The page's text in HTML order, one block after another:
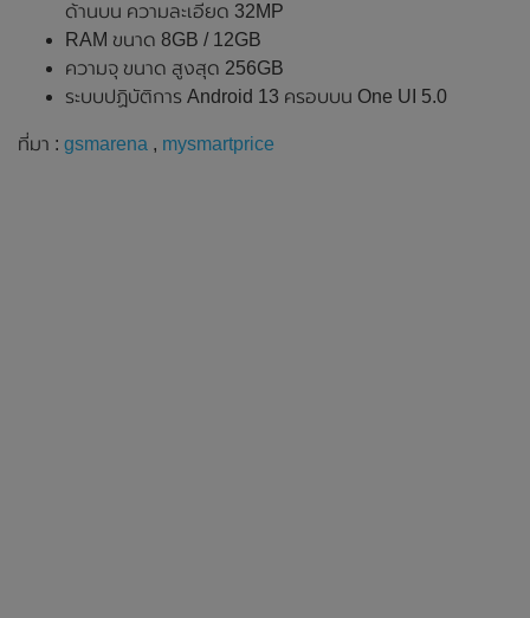
ด้านบน ความละเอียด 32MP
RAM ขนาด 8GB / 12GB
ความจุ ขนาด สูงสุด 256GB
ระบบปฏิบัติการ Android 13 ครอบบน One UI 5.0
ที่มา : gsmarena , mysmartprice